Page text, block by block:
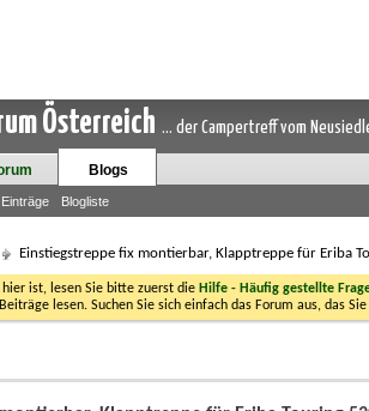
Österreich ... der Campertreff vom
Blogs
Blogliste
Einstiegstreppe fix montierbar, Klapptreppe für Eriba
ist, lesen Sie bitte zuerst die Hilfe - Häufig gestellte
lesen. Suchen Sie sich einfach das Forum aus, das